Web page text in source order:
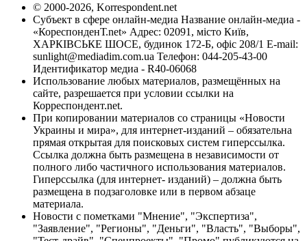
© 2000-2026, Korrespondent.net
Субъект в сфере онлайн-медиа Название онлайн-медиа -
«КореспонденТ.net» Адрес: 02091, місто Київ,
ХАРКІВСЬКЕ ШОСЕ, будинок 172-Б, офіс 208/1 E-mail:
sunlight@mediadim.com.ua Телефон: 044-205-43-00
Идентификатор медиа - R40-06068
Использование любых материалов, размещённых на
сайте, разрешается при условии ссылки на
Корреспондент.net.
При копировании материалов со страницы «Новости
Украины и мира», для интернет-изданий – обязательна
прямая открытая для поисковых систем гиперссылка.
Ссылка должна быть размещена в независимости от
полного либо частичного использования материалов.
Гиперссылка (для интернет- изданий) – должна быть
размещена в подзаголовке или в первом абзаце
материала.
Новости с пометками "Мнение", "Экспертиза",
"Заявление", "Регионы", "Деньги", "Власть", "Выборы",